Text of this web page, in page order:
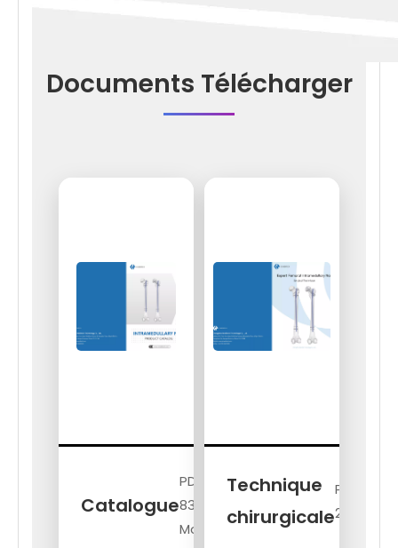
Documents Télécharger
Catalogue
PDF,
83,45
Mo
Technique
chirurgicale
PDF,
23h30